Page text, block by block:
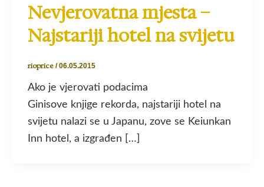
Nevjerovatna mjesta –
Najstariji hotel na svijetu
rioprice /06.05.2015
Ako je vjerovati podacima
Ginisove knjige rekorda, najstariji hotel na
svijetu nalazi se u Japanu, zove se Keiunkan
Inn hotel, a izgrađen […]